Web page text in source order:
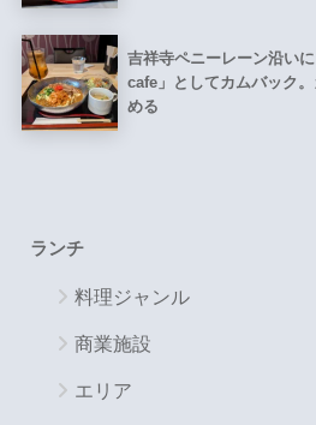
吉祥寺ペニーレーン沿い
cafe」としてカムバック
める
ランチ
料理ジャンル
商業施設
エリア